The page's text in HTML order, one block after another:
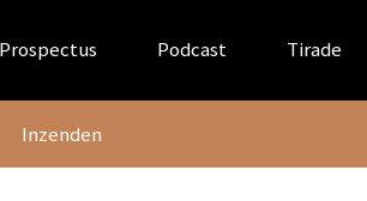
Prospectus Podcast Tirade
Inzenden